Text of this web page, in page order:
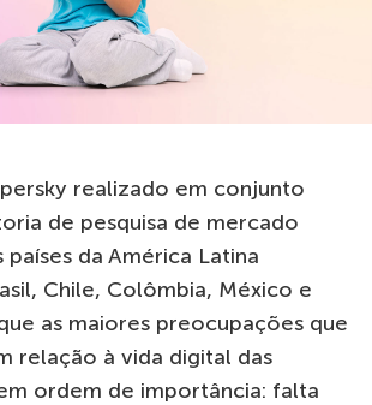
realizado em conjunto
de pesquisa de mercado
países da América Latina
Chile, Colômbia, México e
as maiores preocupações que
relação à vida digital das
ordem de importância: falta